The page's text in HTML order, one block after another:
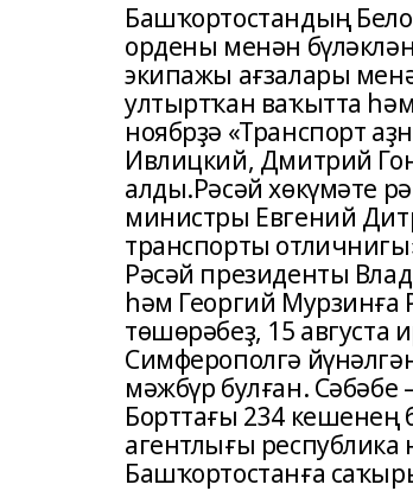
Башҡортостандың
ордены менән
экипажы ағзалары
ултыртҡан ваҡытта
ноябрҙә «Транспорт
Ивлицкий, Дмитрий
алды.Рәсәй хөкүмәте
министры Евгений
транспорты
Рәсәй президенты
һәм Георгий Мурзинға
төшөрәбеҙ, 15
Симферополгә
мәжбүр булған.
Борттағы 234
агентлығы
Башҡортостанға